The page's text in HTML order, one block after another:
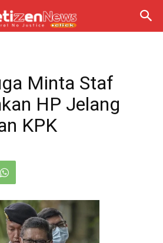
Minta Staf
HP Jelang
KPK